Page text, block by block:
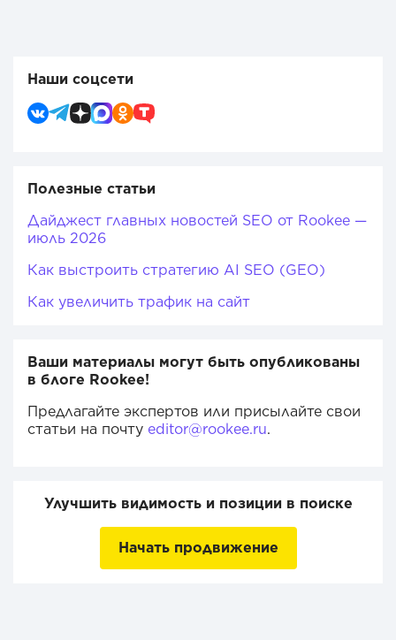
Наши соцсети
Полезные статьи
Дайджест главных новостей SEO от Rookee —
июль 2026
Как выстроить стратегию AI SEO (GEO)
Как увеличить трафик на сайт
Ваши материалы могут быть опубликованы
в блоге Rookee!
Предлагайте экспертов или присылайте свои
статьи на почту editor@rookee.ru.
Улучшить видимость и позиции в поиске
Начать продвижение